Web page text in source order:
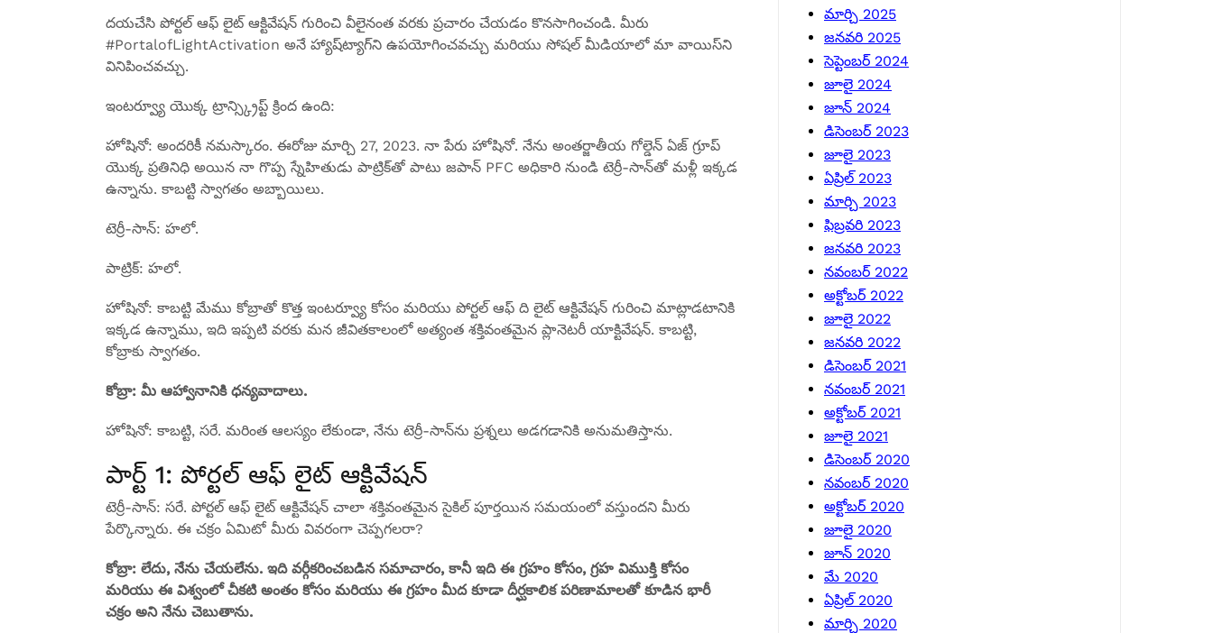
దయచేసి పోర్టల్ ఆఫ్ లైట్ ఆక్టివేషన్ గురించి వీలైనంత వరకు ప్రచారం చేయడం కొనసాగించండి. మీరు
#PortalofLightActivation అనే హ్యాష్‌ట్యాగ్‌ని ఉపయోగించవచ్చు మరియు సోషల్ మీడియాలో మా వాయిస్‌ని
వినిపించవచ్చు.
ఇంటర్వ్యూ యొక్క ట్రాన్స్క్రిప్ట్ క్రింద ఉంది:
హోషినో: అందరికీ నమస్కారం. ఈరోజు మార్చి 27, 2023. నా పేరు హోషినో. నేను అంతర్జాతీయ గోల్డెన్ ఏజ్ గ్రూప్
యొక్క ప్రతినిధి అయిన నా గొప్ప స్నేహితుడు పాట్రిక్‌తో పాటు జపాన్ PFC అధికారి నుండి టెర్రీ-సాన్‌తో మళ్లీ ఇక్కడ
ఉన్నాను. కాబట్టి స్వాగతం అబ్బాయిలు.
టెర్రీ-సాన్: హలో.
పాట్రిక్: హలో.
హోషినో: కాబట్టి మేము కోబ్రాతో కొత్త ఇంటర్వ్యూ కోసం మరియు పోర్టల్ ఆఫ్ ది లైట్ ఆక్టివేషన్ గురించి మాట్లాడటానికి
ఇక్కడ ఉన్నాము, ఇది ఇప్పటి వరకు మన జీవితకాలంలో అత్యంత శక్తివంతమైన ప్లానెటరీ యాక్టివేషన్. కాబట్టి,
కోబ్రాకు స్వాగతం.
కోబ్రా: మీ ఆహ్వానానికి ధన్యవాదాలు.
హోషినో: కాబట్టి, సరే. మరింత ఆలస్యం లేకుండా, నేను టెర్రీ-సాన్‌ను ప్రశ్నలు అడగడానికి అనుమతిస్తాను.
పార్ట్ 1: పోర్టల్ ఆఫ్ లైట్ ఆక్టివేషన్
టెర్రీ-సాన్: సరే. పోర్టల్ ఆఫ్ లైట్ ఆక్టివేషన్ చాలా శక్తివంతమైన సైకిల్ పూర్తయిన సమయంలో వస్తుందని మీరు
పేర్కొన్నారు. ఈ చక్రం ఏమిటో మీరు వివరంగా చెప్పగలరా?
కోబ్రా: లేదు, నేను చేయలేను. ఇది వర్గీకరించబడిన సమాచారం, కానీ ఇది ఈ గ్రహం కోసం, గ్రహ విముక్తి కోసం
మరియు ఈ విశ్వంలో చీకటి అంతం కోసం మరియు ఈ గ్రహం మీద కూడా దీర్ఘకాలిక పరిణామాలతో కూడిన భారీ
చక్రం అని నేను చెబుతాను.
మార్చి 2025
జనవరి 2025
సెప్టెంబర్ 2024
జూలై 2024
జూన్ 2024
డిసెంబర్ 2023
జూలై 2023
ఏప్రిల్ 2023
మార్చి 2023
ఫిబ్రవరి 2023
జనవరి 2023
నవంబర్ 2022
అక్టోబర్ 2022
జూలై 2022
జనవరి 2022
డిసెంబర్ 2021
నవంబర్ 2021
అక్టోబర్ 2021
జూలై 2021
డిసెంబర్ 2020
నవంబర్ 2020
అక్టోబర్ 2020
జూలై 2020
జూన్ 2020
మే 2020
ఏప్రిల్ 2020
మార్చి 2020